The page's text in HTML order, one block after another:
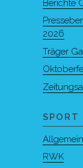
Berichte
2026
Träger
SPORT
RWK